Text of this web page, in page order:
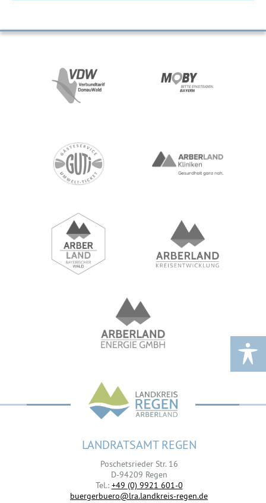
LANDRATSAMT REGEN
Poschetsrieder Str. 16
D-94209 Regen
Tel.: +49 (0) 9921 601-0
buergerbuero@lra.landkreis-regen.de